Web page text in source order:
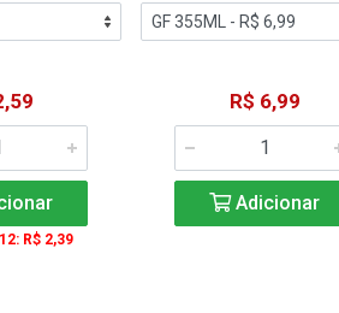
R$ 2,39
R$ 6,99
Adicionar